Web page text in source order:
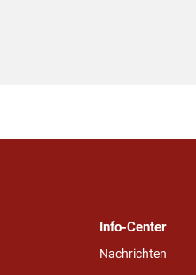
Info-Center
Nachrichten